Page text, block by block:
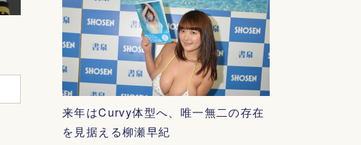
来年はCurvy体型へ、唯一無二の存在
を見据える柳瀬早紀